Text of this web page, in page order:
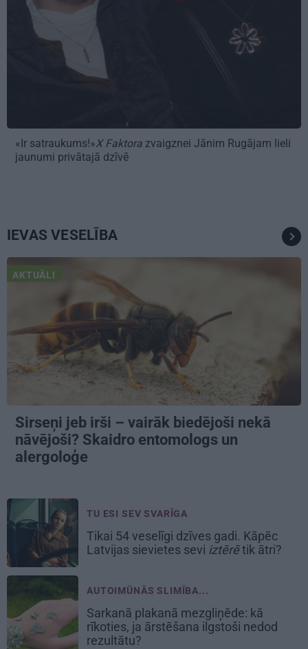
«Ir satraukums!»X Faktora zvaigznei Jānim Rugājam lieli
jaunumi privātajā dzīvē
IEVAS VESELĪBA
AKTUĀLI
Sirseņi jeb irši – vairāk biedējoši nekā
nāvējoši? Skaidro entomologs un
alergoloģe
TU ESI SEV SVARĪGA
Tikai 54 veselīgi dzīves gadi. Kāpēc
Latvijas sievietes sevi iztērētik ātri?
AUTOIMŪNĀS SLIMĪBA...
Sarkanā plakanā mezgliņēde: kā
rīkoties, ja ārstēšana ilgstoši nedod
rezultātu?